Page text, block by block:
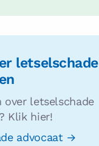
letselschade
over letselschade
Klik hier!
advocaat